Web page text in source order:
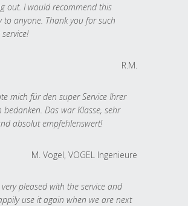
out. I would recommend this
to anyone. Thank you for such
R.M.
mich für den super Service Ihrer
bedanken. Das war Klasse, sehr
absolut empfehlenswert!
M. Vogel, VOGEL Ingenieure
very pleased with the service and
use it again when we are next